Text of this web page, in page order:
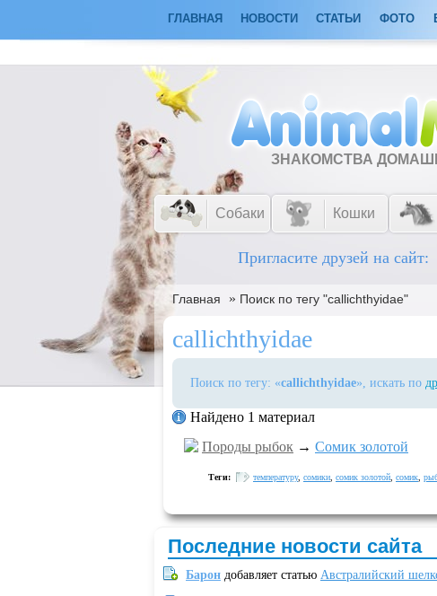
ГЛАВНАЯ НОВОСТИ СТАТЬИ ФОТО
ЗНАКОМСТВА
Собаки Кошки
Пригласите друзей на сайт:
Главная » Поиск по тегу "callichthyidae"
callichthyidae
Поиск по тегу: «callichthyidae», искать по
Найдено 1 материал
Породы рыбок → Сомик золотой
Теги: температуру, сомики сомик золотой сомик
Последние новости сайта
Барон добавляет статью Австралийский